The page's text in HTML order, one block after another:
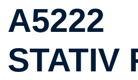
A5222
STATIV